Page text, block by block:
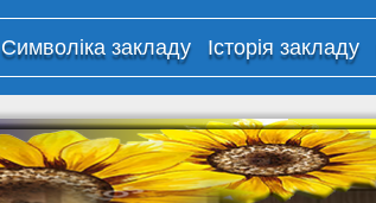
Символіка закладу Історія закладу